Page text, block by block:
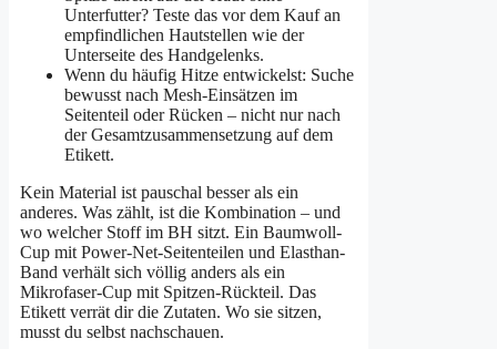
Unterfutter? Teste das vor dem Kauf an
empfindlichen Hautstellen wie der
Unterseite des Handgelenks.
Wenn du häufig Hitze entwickelst: Suche
bewusst nach Mesh-Einsätzen im
Seitenteil oder Rücken – nicht nur nach
der Gesamtzusammensetzung auf dem
Etikett.
Kein Material ist pauschal besser als ein
anderes. Was zählt, ist die Kombination – und
wo welcher Stoff im BH sitzt. Ein Baumwoll-
Cup mit Power-Net-Seitenteilen und Elasthan-
Band verhält sich völlig anders als ein
Mikrofaser-Cup mit Spitzen-Rückteil. Das
Etikett verrät dir die Zutaten. Wo sie sitzen,
musst du selbst nachschauen.